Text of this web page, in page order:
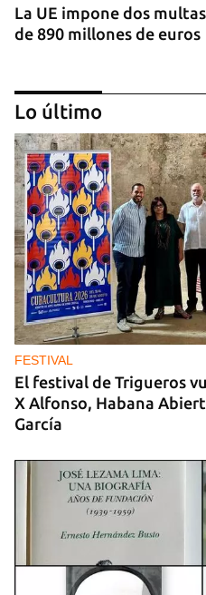
La UE impone dos
de 890 millones de euros
IA
China lanza una
gobernanza de la IA con
Cuba
Lo último
FESTIVAL
El festival de Trigueros
X Alfonso, Habana
García